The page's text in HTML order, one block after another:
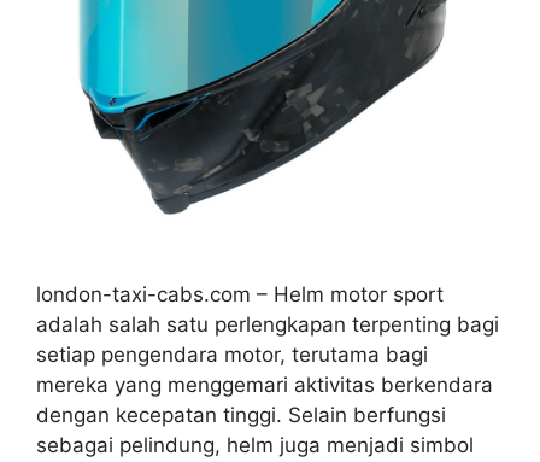
london-taxi-cabs.com – Helm motor sport
adalah salah satu perlengkapan terpenting bagi
setiap pengendara motor, terutama bagi
mereka yang menggemari aktivitas berkendara
dengan kecepatan tinggi. Selain berfungsi
sebagai pelindung, helm juga menjadi simbol